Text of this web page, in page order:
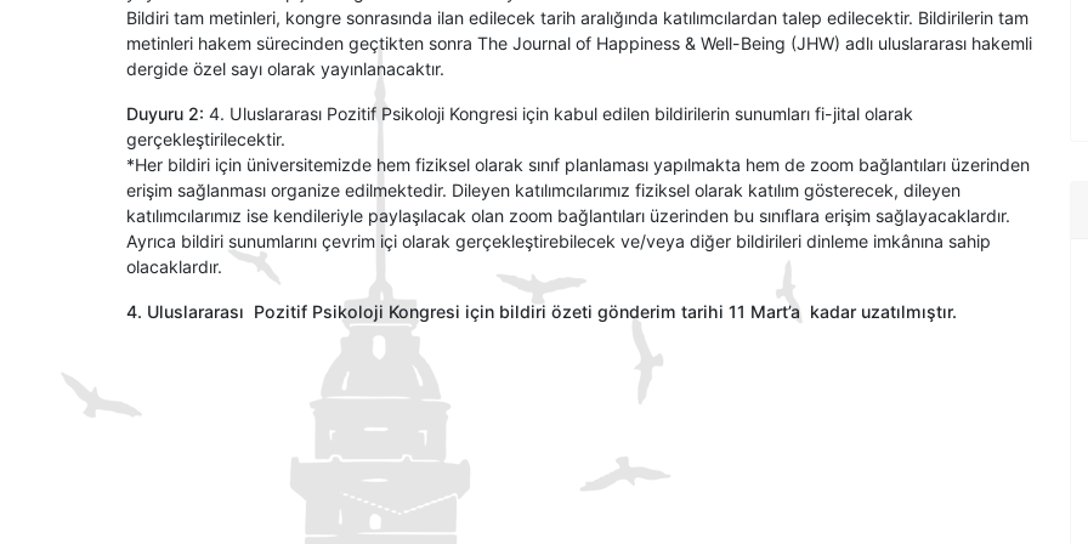
Bildiri tam metinleri, kongre sonrasında ilan edilecek tarih aralığında katılımcılardan talep edilecektir. Bildirilerin tam
metinleri hakem sürecinden geçtikten sonra The Journal of Happiness & Well-Being (JHW) adlı uluslararası hakemli
dergide özel sayı olarak yayınlanacaktır.
Duyuru 2: 4. Uluslararası Pozitif Psikoloji Kongresi için kabul edilen bildirilerin sunumları fi-jital olarak
gerçekleştirilecektir.
*Her bildiri için üniversitemizde hem fiziksel olarak sınıf planlaması yapılmakta hem de zoom bağlantıları üzerinden
erişim sağlanması organize edilmektedir. Dileyen katılımcılarımız fiziksel olarak katılım gösterecek, dileyen
katılımcılarımız ise kendileriyle paylaşılacak olan zoom bağlantıları üzerinden bu sınıflara erişim sağlayacaklardır.
Ayrıca bildiri sunumlarını çevrim içi olarak gerçekleştirebilecek ve/veya diğer bildirileri dinleme imkânına sahip
olacaklardır.
4. Uluslararası Pozitif Psikoloji Kongresi için bildiri özeti gönderim tarihi 11 Mart’a kadar uzatılmıştır.